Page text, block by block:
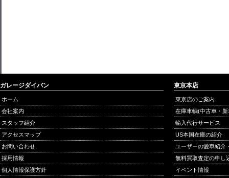
ガレージダイバン
ホーム
会社案内
スタッフ紹介
アクセスマップ
お問い合わせ
採用情報
個人情報保護方針
東京本店
東京店のご案内
在庫車輌(中古車・
輸入代行サービス
US本国在庫の紹介
ユーザーの愛車紹介
無料買取査定の申し
イベント情報